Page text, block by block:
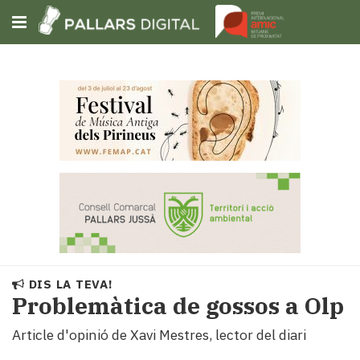
Subscriu-t'hi
Portada
Societat
Política
municipis
DIS LA TEVA!
Problemàtica de gossos a Olp
Article d'opinió de Xavi Mestres, lector del diari